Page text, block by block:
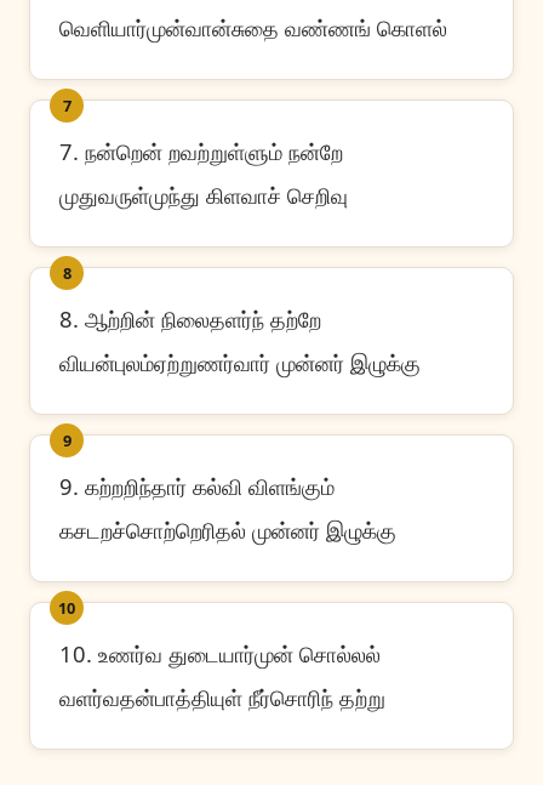
வெளியார்முன்வான்சுதை வண்ணங் கொளல்
7
7. நன்றென் றவற்றுள்ளும் நன்றே
முதுவருள்முந்து கிளவாச் செறிவு
8
8. ஆற்றின் நிலைதளர்ந் தற்றே
வியன்புலம்ஏற்றுணர்வார் முன்னர் இழுக்கு
9
9. கற்றறிந்தார் கல்வி விளங்கும்
கசடறச்சொற்றெரிதல் முன்னர் இழுக்கு
10
10. உணர்வ துடையார்முன் சொல்லல்
வளர்வதன்பாத்தியுள் நீர்சொரிந் தற்று